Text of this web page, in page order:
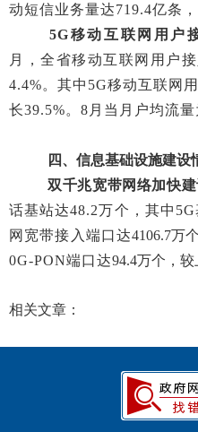
动短信业务量达719.4亿条
5G移动互联网用户
月
，全省移动互联网用户
4.4%。其中 5G移动互联网
长39.5%。 8 月当月户均流量
四、信息基础设施建设
双千兆宽带网络加快建
话基站达48.2万个 ，其中 5G
网宽带接入端口达4106.7万个
0G-PON端口达94.4万个，较
相关文章：